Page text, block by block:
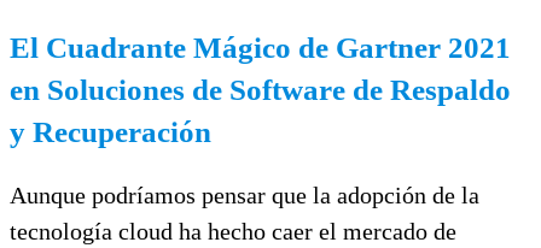
El Cuadrante Mágico de Gartner 2021
en Soluciones de Software de Respaldo
y Recuperación
Aunque podríamos pensar que la adopción de la
tecnología cloud ha hecho caer el mercado de